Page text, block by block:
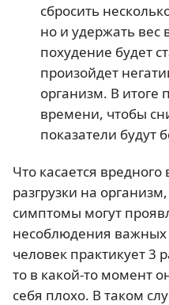
сбросить
но и удержать вес
похудение будет
произойдет
организм. В итоге
времени, чтобы
показатели будут
Что касается
разгрузки на
симптомы могут
несоблюдения
человек практикует 3
то в какой-то момент
себя плохо. В таком